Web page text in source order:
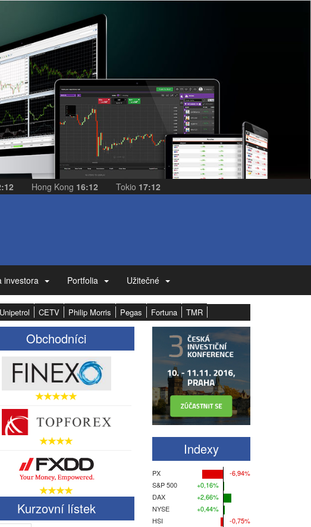
Hong Kong 16:12 Tokio 17:12
investora Portfolia Užitečné
Unipetrol CETV Philip Morris Pegas Fortuna TMR
Obchodníci
Kurzovní lístek
Indexy
PX
S&P 500
DAX
NYSE
HSI
-6,94%
+0,16%
+2,66%
+0,44%
-0,75%